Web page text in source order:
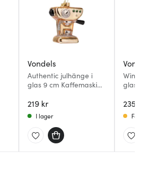
Vondels
Authentic julhänge i
glas 9 cm Kaffemaskin
219 kr
I lager
Wine
glas
235
Få